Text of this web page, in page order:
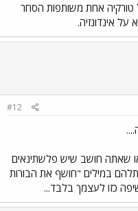
טורקיה אחת משותפות הסחר
על אינדונזיה.
#12
שאתה חושב שיש פלשתינאים
במילים "חושף את הבורות
כזו לעצמך בלבד...